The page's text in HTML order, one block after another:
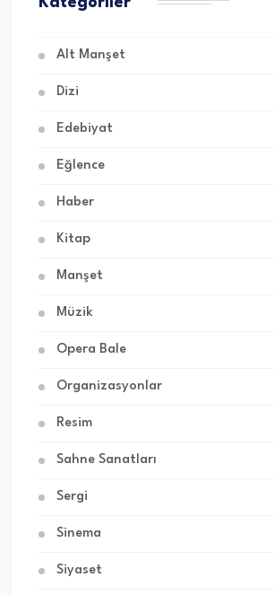
Alt Manşet
Dizi
Edebiyat
Eğlence
Haber
Kitap
Manşet
Müzik
Opera Bale
Organizasyonlar
Resim
Sahne Sanatları
Sergi
Sinema
Siyaset